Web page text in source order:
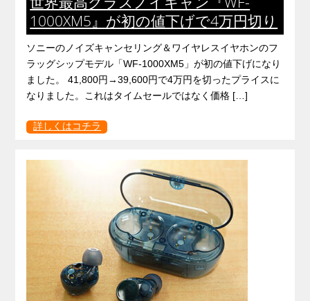
1000XM5』が初の値下げで4万円切り
ソニーのノイズキャンセリング＆ワイヤレスイヤホンのフ
ラッグシップモデル「WF-1000XM5」が初の値下げになり
ました。 41,800円→39,600円で4万円を切ったプライスに
なりました。これはタイムセールではなく価格 […]
詳しくはコチラ